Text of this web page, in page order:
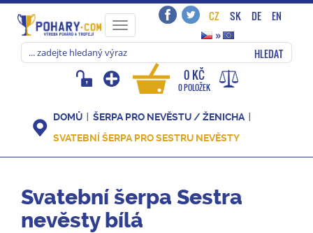
Toggle
navigation
CZ SK DE
EN
»
HLEDAT
0 KČ
0 POLOŽEK
DOMŮ
ŠERPA PRO NEVĚSTU / ŽENICHA
SVATEBNÍ ŠERPA PRO SESTRU NEVĚSTY
Svatební šerpa Sestra
nevěsty bílá